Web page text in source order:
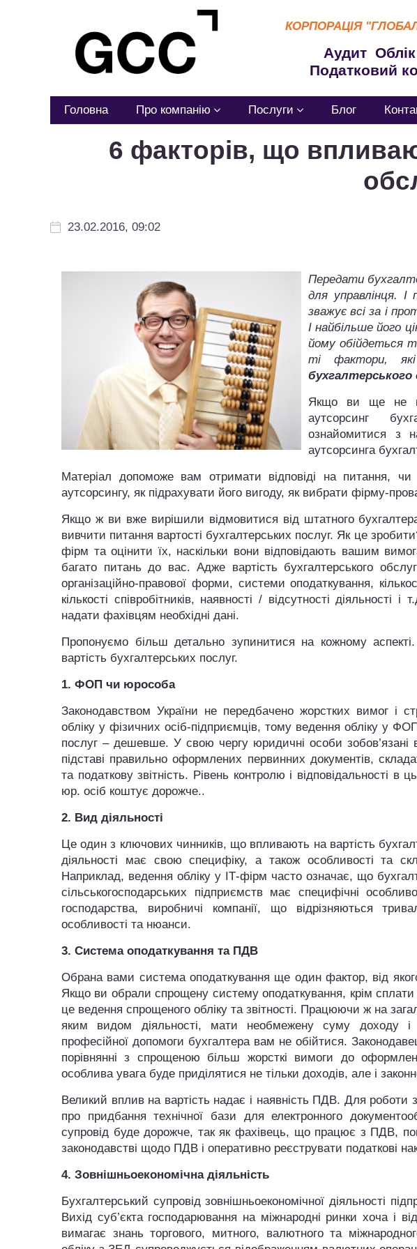
КОРПОРАЦІЯ
Аудит
Податковий
Головна Про компанію Послуги Блог
6 факторів, що
23.02.2016, 09:02
Передати
для управлінця. І
зважує всі за і
І найбільше його
йому обійдеться
ті фактори,
бухгалтерського
Якщо ви ще не
аутсорсинг
ознайомитися з
аутсорсинга
Матеріал допоможе вам отримати відповіді на питання, чи
аутсорсингу, як підрахувати його вигоду, як вибрати фірму-
Якщо ж ви вже вирішили відмовитися від штатного
вивчити питання вартості бухгалтерських послуг. Як це
фірм та оцінити їх, наскільки вони відповідають вашим
багато питань до вас. Адже вартість бухгалтерського
організаційно-правової форми, системи оподаткування,
кількості співробітників, наявності / відсутності
надати фахівцям необхідні дані.
Пропонуємо більш детально зупинитися на кожному
вартість бухгалтерських послуг.
1. ФОП чи юрособа
Законодавством України не передбачено жорстких вимог і
обліку у фізичних осіб-підприємців, тому ведення обліку у
послуг – дешевше. У свою чергу юридичні особи зобов’язані
підставі правильно оформлених первинних документів,
та податкову звітність. Рівень контролю і відповідальності
юр. осіб коштує дорожче..
2. Вид діяльності
Це один з ключових чинників, що впливають на вартість
діяльності має свою специфіку, а також особливості та
Наприклад, ведення обліку у ІТ-фірм часто означає, що
сільськогосподарських підприємств має специфічні
господарства, виробничі компанії, що відрізняються
особливості та нюанси.
3. Система оподаткування та ПДВ
Обрана вами система оподаткування ще один фактор, від
Якщо ви обрали спрощену систему оподаткування, крім
це ведення спрощеного обліку та звітності. Працюючи ж на
яким видом діяльності, мати необмежену суму доходу і
професійної допомоги бухгалтера вам не обійтися.
порівнянні з спрощеною більш жорсткі вимоги до
особлива увага буде приділятися не тільки доходів, але і
Великий вплив на вартість надає і наявність ПДВ. Для
про придбання технічної бази для електронного
супровід буде дорожче, так як фахівець, що працює з ПДВ,
законодавстві щодо ПДВ і оперативно реєструвати податкові
4. Зовнішньоекономічна діяльність
Бухгалтерський супровід зовнішньоекономічної діяльності
Вихід суб’єкта господарювання на міжнародні ринки хоча і
вимагає знань торгового, митного, валютного та